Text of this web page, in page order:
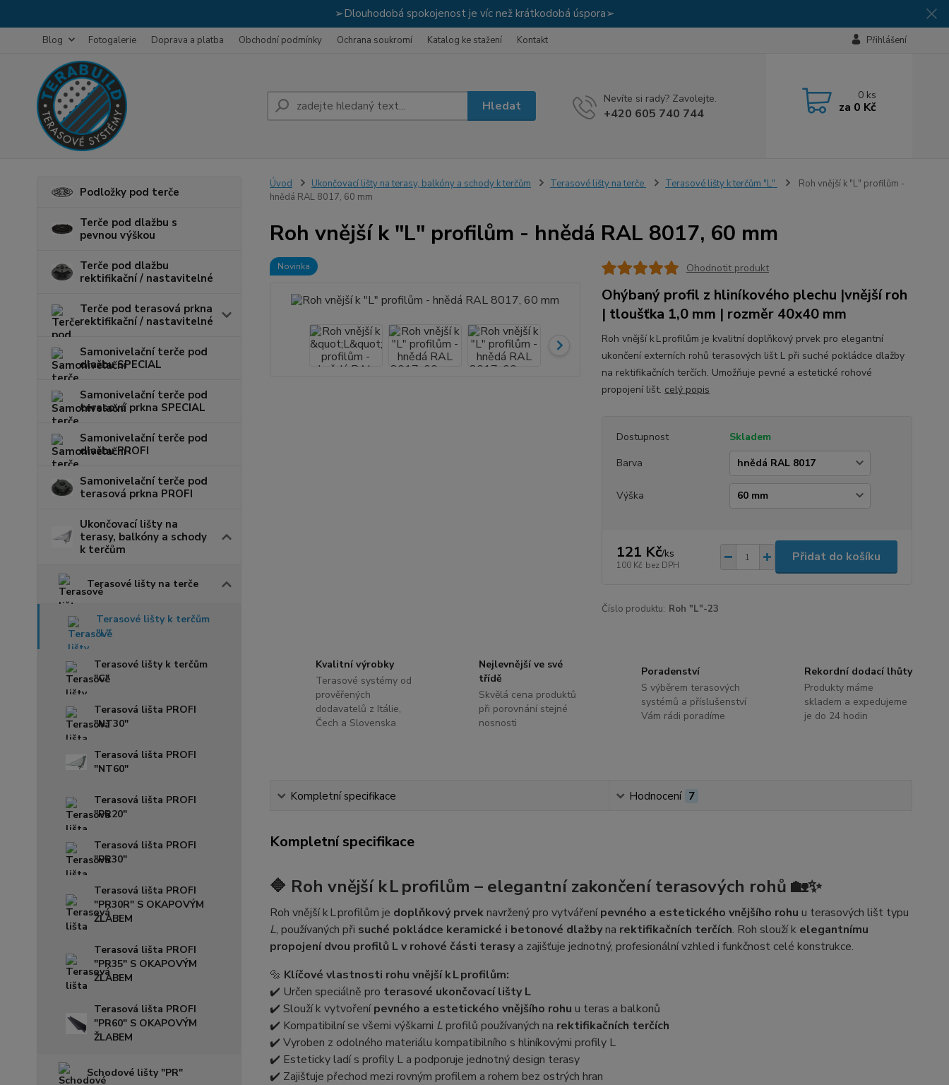
➢Dlouhodobá spokojenost je víc než krátkodobá úspora➢
Blog Fotogalerie Doprava a platba Obchodní podmínky Ochrana soukromí Katalog ke stažení Kontakt Přihlášení
Hledat Nevíte si rady? Zavolejte.
+420 605 740 744
0 ks
za 0 Kč
Podložky pod terče
Terče pod dlažbu s
pevnou výškou
Terče pod dlažbu
rektifikační / nastavitelné
Terče pod terasová prkna
rektifikační / nastavitelné
Samonivelační terče pod
dlažbu SPECIAL
Samonivelační terče pod
terasová prkna SPECIAL
Samonivelační terče pod
dlažbu PROFI
Samonivelační terče pod
terasová prkna PROFI
Ukončovací lišty na
terasy, balkóny a schody
k terčům
Terasové lišty na terče
Terasové lišty k terčům
"L"
Terasové lišty k terčům
"C"
Terasová lišta PROFI
"NT30"
Terasová lišta PROFI
"NT60"
Terasová lišta PROFI
"PR20"
Terasová lišta PROFI
"PR30"
Terasová lišta PROFI
"PR30R" S OKAPOVÝM
ŽLABEM
Terasová lišta PROFI
"PR35" S OKAPOVÝM
ŽLABEM
Terasová lišta PROFI
"PR60" S OKAPOVÝM
ŽLABEM
Schodové lišty "PR"
Úvod Ukončovací lišty na terasy, balkóny a schody k terčům Terasové lišty na terče Terasové lišty k terčům "L"
Roh vnější k "L" profilům -
hnědá RAL 8017, 60 mm
Roh vnější k "L" profilům - hnědá RAL 8017, 60 mm
Novinka Ohodnotit produkt
Ohýbaný profil z hliníkového plechu |vnější roh
| tloušťka 1,0 mm | rozměr 40x40 mm
Roh vnější k L profilům je kvalitní doplňkový prvek pro elegantní
ukončení externích rohů terasových lišt L při suché pokládce dlažby
na rektifikačních terčích. Umožňuje pevné a estetické rohové
propojení lišt. celý popis
Dostupnost
Skladem
Barva
Výška
121 Kč/ks
100 Kč bez DPH
Přidat do košíku
Číslo produktu: Roh "L"-23
Kvalitní výrobky
Terasové systémy od
prověřených
dodavatelů z Itálie,
Čech a Slovenska
Nejlevnější ve své
třídě
Skvělá cena produktů
při porovnání stejné
nosnosti
Poradenství
S výběrem terasových
systémů a příslušenství
Vám rádi poradíme
Rekordní dodací lhůty
Produkty máme
skladem a expedujeme
je do 24 hodin
Kompletní specifikace Hodnocení 7
Kompletní specifikace
🔷 Roh vnější k L profilům – elegantní zakončení terasových rohů 🏡✨
Roh vnější k L profilům je doplňkový prveknavržený pro vytvářenípevného a estetického vnějšího rohu u terasových lišt typu
L, používaných při suché pokládce keramické i betonové dlažbyna rektifikačních terčích. Roh slouží k elegantnímu
propojení dvou profilů L v rohové části terasya zajišťuje jednotný, profesionální vzhled i funkčnost celé konstrukce.
🔩 Klíčové vlastnosti rohu vnější k L profilům:
✔️ Určen speciálně pro terasové ukončovací lišty L
✔️ Slouží k vytvořenípevného a estetického vnějšího rohu u teras a balkonů
✔️ Kompatibilní se všemi výškami Lprofilů používaných na rektifikačních terčích
✔️ Vyroben z odolného materiálu kompatibilního s hliníkovými profily L
✔️ Esteticky ladí s profily L a podporuje jednotný design terasy
✔️ Zajišťuje přechod mezi rovným profilem a rohem bez ostrých hran